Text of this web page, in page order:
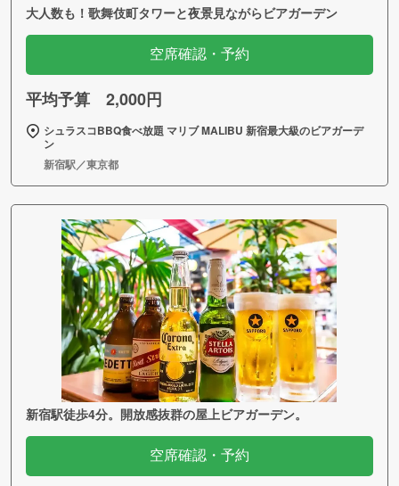
大人数も！歌舞伎町タワーと夜景見ながらビアガーデン
空席確認・予約
平均予算 2,000円
シュラスコBBQ食べ放題 マリブ MALIBU 新宿最大級のビアガーデ
ン
新宿駅／東京都
新宿駅徒歩4分。開放感抜群の屋上ビアガーデン。
空席確認・予約